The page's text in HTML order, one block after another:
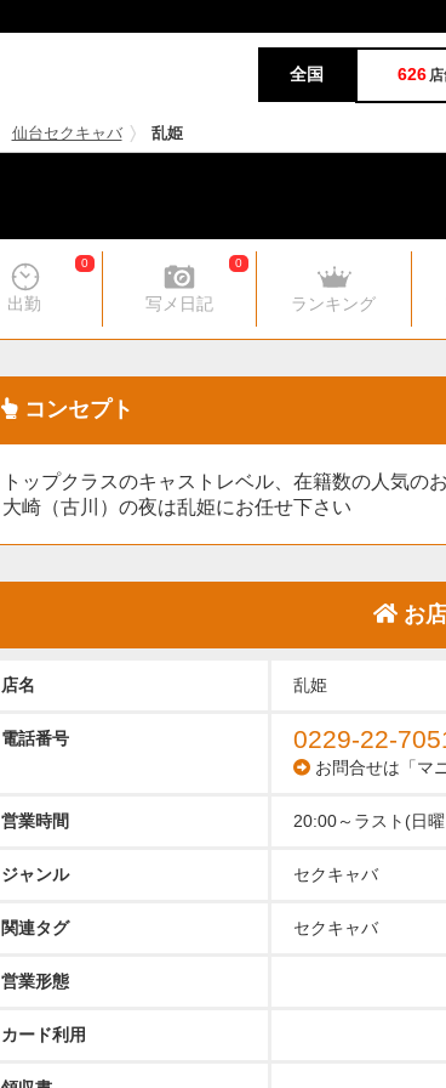
全国 626
仙台セクキャバ 乱姫
出勤
0
写メ日記
0
ランキング
コンセプト
トップクラスのキャストレベル、在籍数の人気の
大崎（古川）の夜は乱姫にお任せ下さい
お
店名 乱姫
電話番号 0229-22-
お問合せは「マ
営業時間 20:00～ラスト(日
ジャンル セクキャバ
関連タグ セクキャバ
営業形態
カード利用